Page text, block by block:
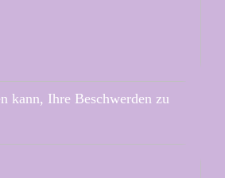
kann, Ihre Beschwerden zu